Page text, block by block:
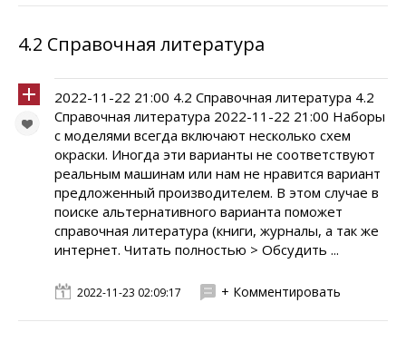
4.2 Справочная литература
2022-11-22 21:00 4.2 Справочная литература 4.2
Справочная литература 2022-11-22 21:00 Наборы
с моделями всегда включают несколько схем
окраски. Иногда эти варианты не соответствуют
реальным машинам или нам не нравится вариант
предложенный производителем. В этом случае в
поиске альтернативного варианта поможет
справочная литература (книги, журналы, а так же
интернет. Читать полностью > Обсудить ...
2022-11-23 02:09:17 + Комментировать